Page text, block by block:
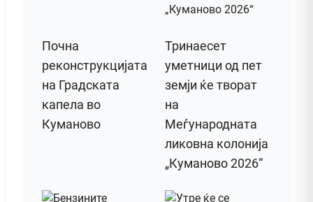
Почна
реконструкцијата
на Градската
капела во
Куманово
Тринаесет
уметници од пет
земји ќе творат
на
Меѓународната
ликовна колонија
„Куманово 2026“